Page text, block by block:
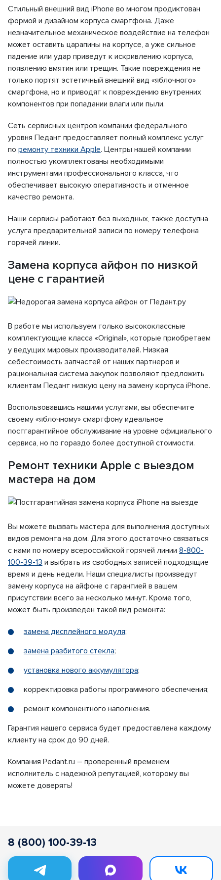
Стильный внешний вид iPhone во многом продиктован
формой и дизайном корпуса смартфона. Даже
незначительное механическое воздействие на телефон
может оставить царапины на корпусе, а уже сильное
падение или удар приведут к искривлению корпуса,
появлению вмятин или трещин. Такие повреждения не
только портят эстетичный внешний вид «яблочного»
смартфона, но и приводят к повреждению внутренних
компонентов при попадании влаги или пыли.
Сеть сервисных центров компании федерального
уровня Педант предоставляет полный комплекс услуг
по ремонту техники Apple. Центры нашей компании
полностью укомплектованы необходимыми
инструментами профессионального класса, что
обеспечивает высокую оперативность и отменное
качество ремонта.
Наши сервисы работают без выходных, также доступна
услуга предварительной записи по номеру телефона
горячей линии.
Замена корпуса айфон по низкой
цене с гарантией
В работе мы используем только высококлассные
комплектующие класса «Original», которые приобретаем
у ведущих мировых производителей. Низкая
себестоимость запчастей от наших партнеров и
рациональная система закупок позволяют предложить
клиентам Педант низкую цену на замену корпуса iPhone.
Воспользовавшись нашими услугами, вы обеспечите
своему «яблочному» смартфону идеальное
постгарантийное обслуживание на уровне официального
сервиса, но по гораздо более доступной стоимости.
Ремонт техники Apple с выездом
мастера на дом
Вы можете вызвать мастера для выполнения доступных
видов ремонта на дом. Для этого достаточно связаться
с нами по номеру всероссийской горячей линии 8-800-
100-39-13 и выбрать из свободных записей подходящие
время и день недели. Наши специалисты произведут
замену корпуса на айфоне с гарантией в вашем
присутствии всего за несколько минут. Кроме того,
может быть произведен такой вид ремонта:
замена дисплейного модуля;
замена разбитого стекла;
установка нового аккумулятора;
корректировка работы программного обеспечения;
ремонт компонентного наполнения.
Гарантия нашего сервиса будет предоставлена каждому
клиенту на срок до 90 дней.
Компания Pedant.ru – проверенный временем
исполнитель с надежной репутацией, которому вы
можете доверять!
8 (800) 100-39-13